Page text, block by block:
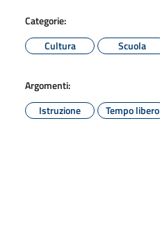
Categorie:
Cultura
Scuola
Argomenti:
Istruzione
Tempo libero